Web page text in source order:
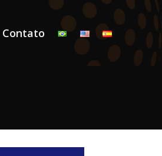
Contato